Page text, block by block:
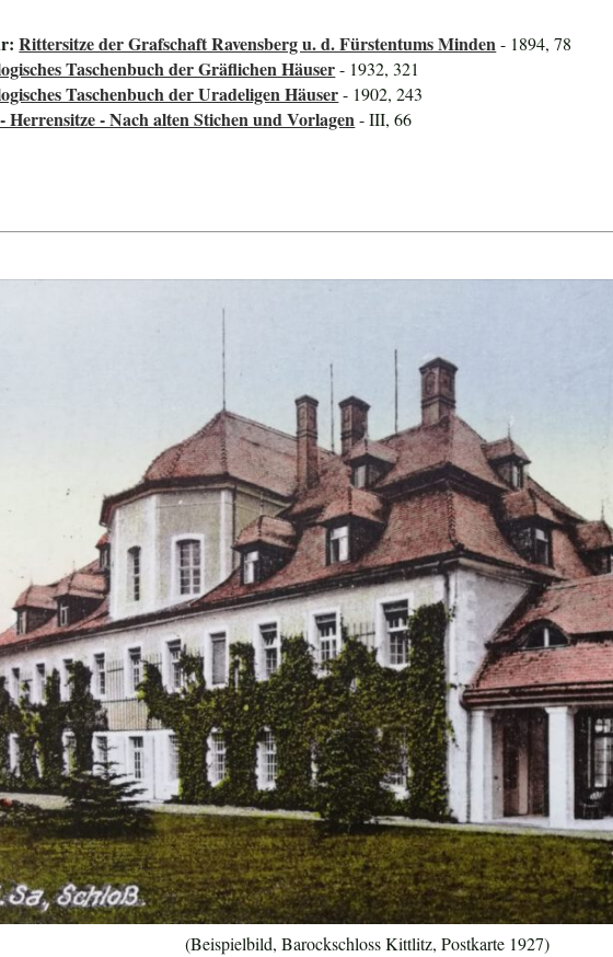
Rittersitze der Grafschaft Ravensberg u. d. Fürstentums Minden- 1894, 78
Taschenbuch der Gräflichen Häuser- 1932, 321
Taschenbuch der Uradeligen Häuser- 1902, 243
Herrensitze - Nach alten Stichen und Vorlagen- III, 66
(Beispielbild, Barockschloss Kittlitz, Postkarte 1927)